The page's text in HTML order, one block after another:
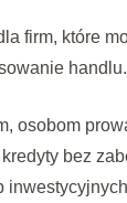
firm, które
osobom
bez